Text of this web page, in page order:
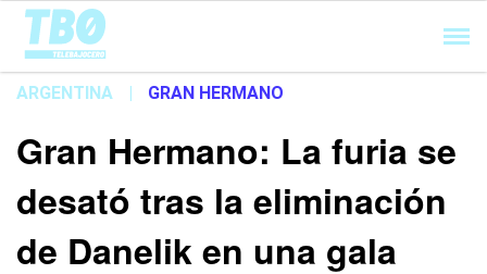
Cargando...
ARGENTINA | GRAN HERMANO
Gran Hermano: La furia se
desató tras la eliminación
de Danelik en una gala